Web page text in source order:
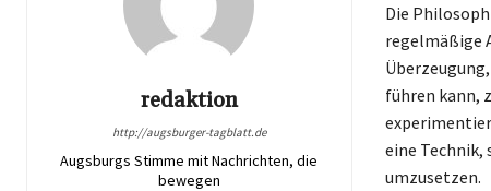
redaktion
http://augsburger-tagblatt.de
Augsburgs Stimme mit Nachrichten, die
bewegen
Die
regelmäßige
führen kann,
eine Technik,
umzusetzen.